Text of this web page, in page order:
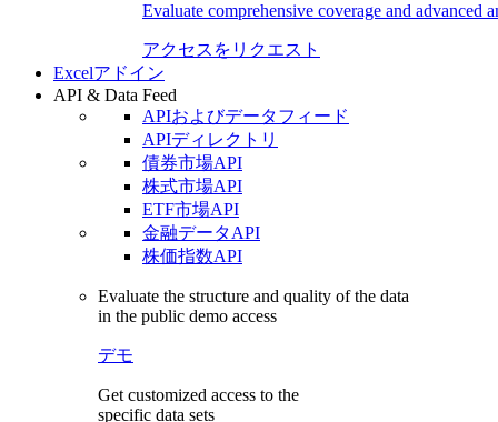
Evaluate comprehensive coverage and advanced
アクセスをリクエスト
Excelアドイン
API & Data Feed
APIおよびデータフィード
APIディレクトリ
債券市場API
株式市場API
ETF市場API
金融データAPI
株価指数API
Evaluate the structure and quality of the data
in the public demo access
デモ
Get customized access to the
specific data sets